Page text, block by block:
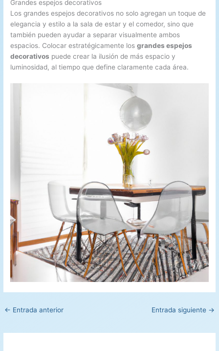
Grandes espejos decorativos
Los grandes espejos decorativos no solo agregan un toque de
elegancia y estilo a la sala de estar y el comedor, sino que
también pueden ayudar a separar visualmente ambos
espacios. Colocar estratégicamente losgrandes espejos
decorativos puede crear la ilusión de más espacio y
luminosidad, al tiempo que define claramente cada área.
← Entrada anterior Entrada siguiente →